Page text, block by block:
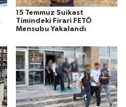
15 Temmuz Suikast
Timindeki Firari FETÖ
Mensubu Yakalandı